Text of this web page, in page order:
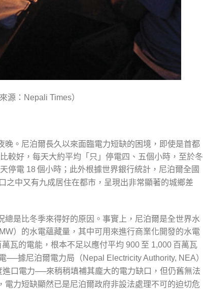
源： Nepali Times）
。尼泊爾長久以來面臨電力短缺的困境，即使是首都
較好，每天大約平均「只」停電四、五個小時，至於冬
停電 18 個小時；此外根據世界銀行統計，尼泊爾全國
之中又有九成居住在都市，呈現出非常顯著的城鄉差
是比冬季來得好的原因。事實上，尼泊爾是全世界水
）的水電蘊藏量，其中可用來進行商業化開發的水電
萬瓦的電能，根本不足以應付平均 900 至 1,000 百萬瓦
──據尼泊爾電力局（Nepal Electricity Authority, NEA）
口電力──來稍稍填補其龐大的電力缺口，但仍舊無法
力短缺顯然已是尼泊爾政府非設法處理不可的迫切危